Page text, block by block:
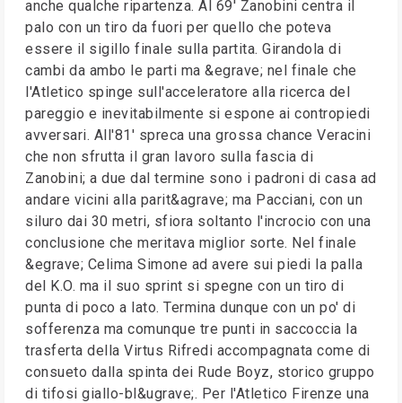
anche qualche ripartenza. Al 69' Zanobini centra il
palo con un tiro da fuori per quello che poteva
essere il sigillo finale sulla partita. Girandola di
cambi da ambo le parti ma &egrave; nel finale che
l'Atletico spinge sull'acceleratore alla ricerca del
pareggio e inevitabilmente si espone ai contropiedi
avversari. All'81' spreca una grossa chance Veracini
che non sfrutta il gran lavoro sulla fascia di
Zanobini; a due dal termine sono i padroni di casa ad
andare vicini alla parit&agrave; ma Pacciani, con un
siluro dai 30 metri, sfiora soltanto l'incrocio con una
conclusione che meritava miglior sorte. Nel finale
&egrave; Celima Simone ad avere sui piedi la palla
del K.O. ma il suo sprint si spegne con un tiro di
punta di poco a lato. Termina dunque con un po' di
sofferenza ma comunque tre punti in saccoccia la
trasferta della Virtus Rifredi accompagnata come di
consueto dalla spinta dei Rude Boyz, storico gruppo
di tifosi giallo-bl&ugrave;. Per l'Atletico Firenze una